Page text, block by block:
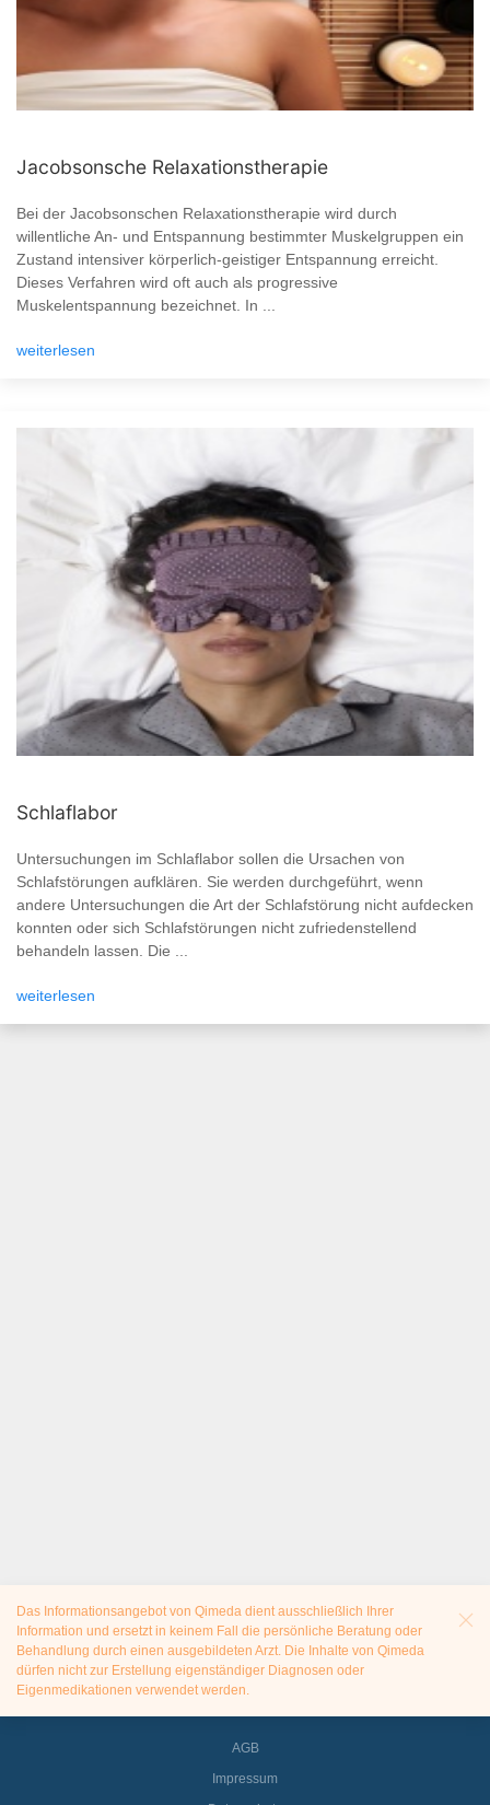
Jacobsonsche Relaxationstherapie
Bei der Jacobsonschen Relaxationstherapie wird durch
willentliche An- und Entspannung bestimmter Muskelgruppen ein
Zustand intensiver körperlich-geistiger Entspannung erreicht.
Dieses Verfahren wird oft auch als progressive
Muskelentspannung bezeichnet. In ...
weiterlesen
Schlaflabor
Untersuchungen im Schlaflabor sollen die Ursachen von
Schlafstörungen aufklären. Sie werden durchgeführt, wenn
andere Untersuchungen die Art der Schlafstörung nicht aufdecken
konnten oder sich Schlafstörungen nicht zufriedenstellend
behandeln lassen. Die ...
weiterlesen
Das Informationsangebot von Qimeda dient ausschließlich Ihrer
Information und ersetzt in keinem Fall die persönliche Beratung oder
Behandlung durch einen ausgebildeten Arzt. Die Inhalte von Qimeda
dürfen nicht zur Erstellung eigenständiger Diagnosen oder
Eigenmedikationen verwendet werden.
AGB
Impressum